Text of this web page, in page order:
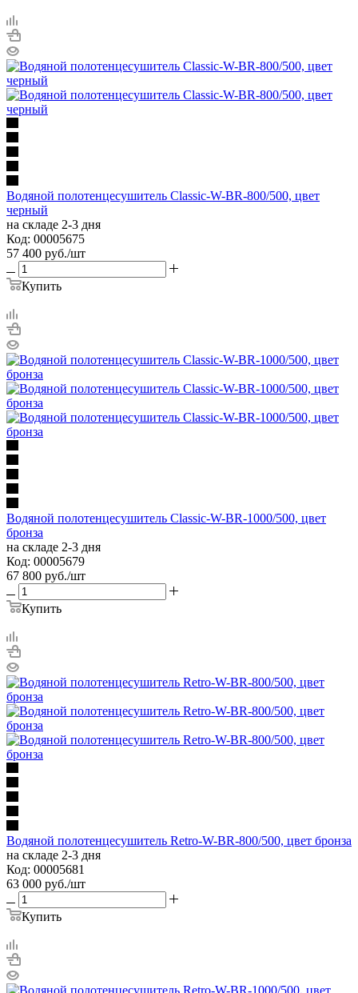
Водяной полотенцесушитель Classic-W-BR-800/500, цвет
черный
на складе 2-3 дня
Код: 00005675
57 400 руб./шт
Купить
Водяной полотенцесушитель Classic-W-BR-1000/500, цвет
бронза
на складе 2-3 дня
Код: 00005679
67 800 руб./шт
Купить
Водяной полотенцесушитель Retro-W-BR-800/500, цвет бронза
на складе 2-3 дня
Код: 00005681
63 000 руб./шт
Купить